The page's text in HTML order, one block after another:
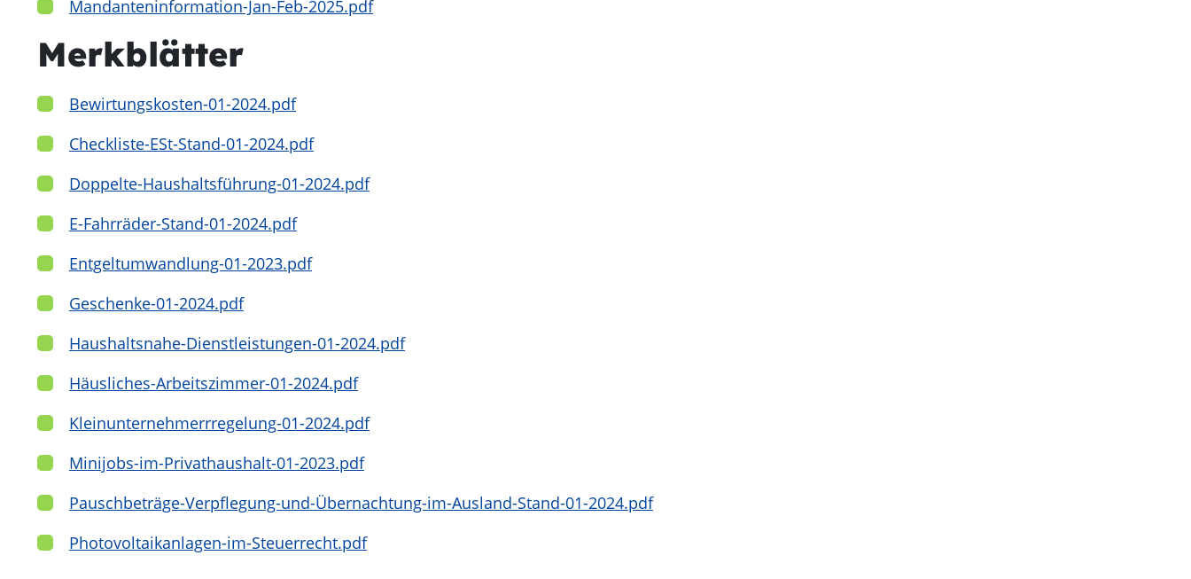
Mandanteninformation-Jan-Feb-2025.pdf
Merkblätter
Bewirtungskosten-01-2024.pdf
Checkliste-ESt-Stand-01-2024.pdf
Doppelte-Haushaltsführung-01-2024.pdf
E-Fahrräder-Stand-01-2024.pdf
Entgeltumwandlung-01-2023.pdf
Geschenke-01-2024.pdf
Haushaltsnahe-Dienstleistungen-01-2024.pdf
Häusliches-Arbeitszimmer-01-2024.pdf
Kleinunternehmerrregelung-01-2024.pdf
Minijobs-im-Privathaushalt-01-2023.pdf
Pauschbeträge-Verpflegung-und-Übernachtung-im-Ausland-Stand-01-2024.pdf
Photovoltaikanlagen-im-Steuerrecht.pdf